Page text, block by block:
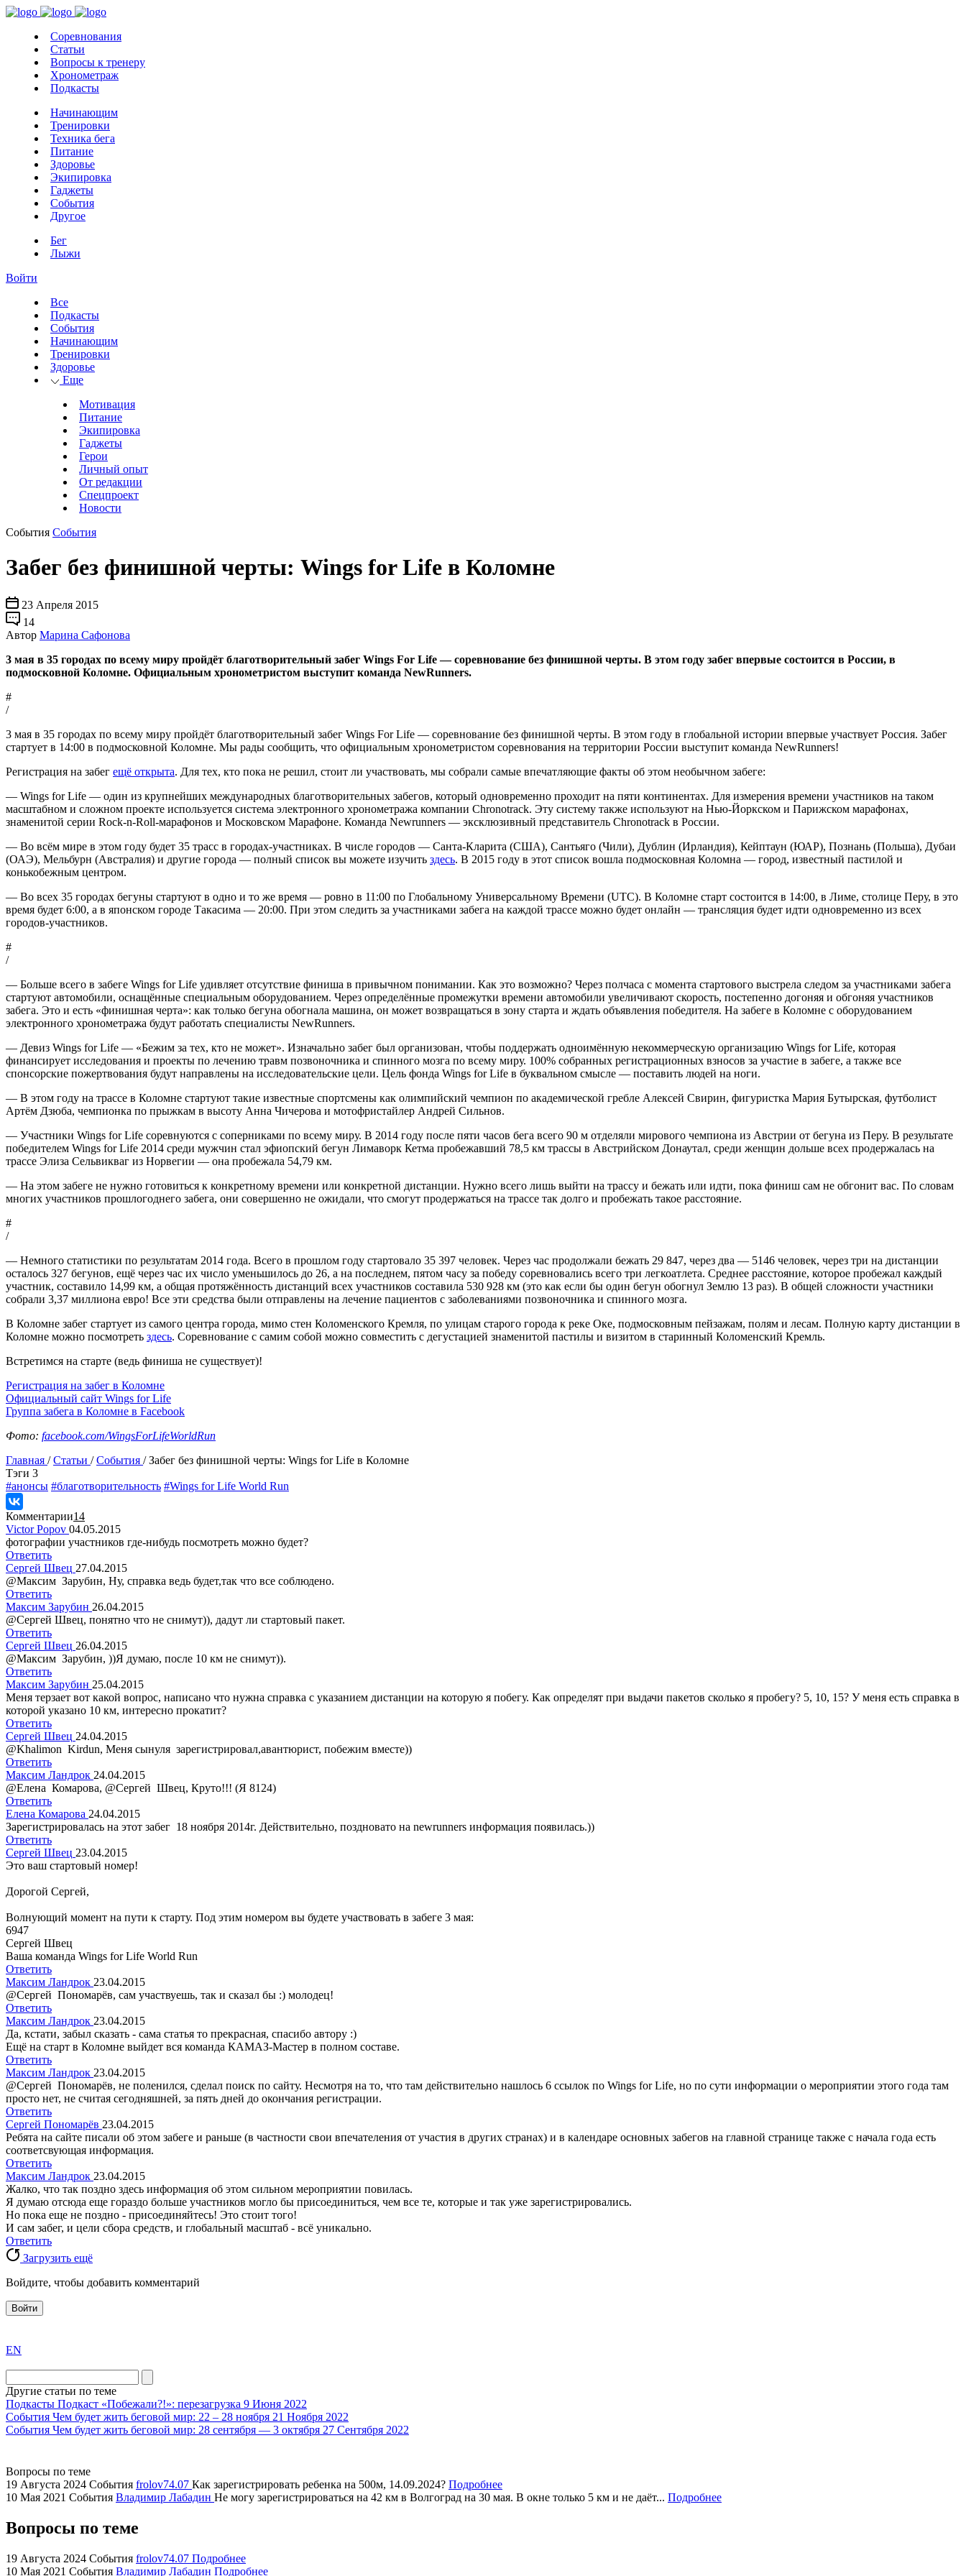
Соревнования
Статьи
Вопросы к тренеру
Хронометраж
Подкасты
Начинающим
Тренировки
Техника бега
Питание
Здоровье
Экипировка
Гаджеты
События
Другое
Бег
Лыжи
Войти
Все
Подкасты
События
Начинающим
Тренировки
Здоровье
Еще
Мотивация
Питание
Экипировка
Гаджеты
Герои
Личный опыт
От редакции
Спецпроект
Новости
События События
Забег без финишной черты: Wings for Life в Коломне
23 Апреля 2015
14
Автор Марина Сафонова
3 мая в 35 городах по всему миру пройдёт благотворительный забег Wings For Life — соревнование без финишной черты. В этом году забег впервые состоится в России, в
подмосковной Коломне. Официальным хронометристом выступит команда NewRunners.
#
/
3 мая в 35 городах по всему миру пройдёт благотворительный забег Wings For Life — соревнование без финишной черты. В этом году в глобальной истории впервые участвует Россия. Забег
стартует в 14:00 в подмосковной Коломне. Мы рады сообщить, что официальным хронометристом соревнования на территории России выступит команда NewRunners!
Регистрация на забег ещё открыта. Для тех, кто пока не решил, стоит ли участвовать, мы собрали самые впечатляющие факты об этом необычном забеге:
— Wings for Life — один из крупнейших международных благотворительных забегов, который одновременно проходит на пяти континентах. Для измерения времени участников на таком
масштабном и сложном проекте используется система электронного хронометража компании Chronotrack. Эту систему также используют на Нью-Йоркском и Парижском марафонах,
знаменитой серии Rock-n-Roll-марафонов и Московском Марафоне. Команда Newrunners — эксклюзивный представитель Chronotrack в России.
— Во всём мире в этом году будет 35 трасс в городах-участниках. В числе городов — Санта-Кларита (США), Сантьяго (Чили), Дублин (Ирландия), Кейптаун (ЮАР), Познань (Польша), Дубаи
(ОАЭ), Мельбурн (Австралия) и другие города — полный список вы можете изучить здесь. В 2015 году в этот список вошла подмосковная Коломна — город, известный пастилой и
конькобежным центром.
— Во всех 35 городах бегуны стартуют в одно и то же время — ровно в 11:00 по Глобальному Универсальному Времени (UTC). В Коломне старт состоится в 14:00, в Лиме, столице Перу, в это
время будет 6:00, а в японском городе Такасима — 20:00. При этом следить за участниками забега на каждой трассе можно будет онлайн — трансляция будет идти одновременно из всех
городов-участников.
#
/
— Больше всего в забеге Wings for Life удивляет отсутствие финиша в привычном понимании. Как это возможно? Через полчаса с момента стартового выстрела следом за участниками забега
стартуют автомобили, оснащённые специальным оборудованием. Через определённые промежутки времени автомобили увеличивают скорость, постепенно догоняя и обгоняя участников
забега. Это и есть «финишная черта»: как только бегуна обогнала машина, он может возвращаться в зону старта и ждать объявления победителя. На забеге в Коломне c оборудованием
электронного хронометража будут работать специалисты NewRunners.
— Девиз Wings for Life — «Бежим за тех, кто не может». Изначально забег был организован, чтобы поддержать одноимённую некоммерческую организацию Wings for Life, которая
финансирует исследования и проекты по лечению травм позвоночника и спинного мозга по всему миру. 100% собранных регистрационных взносов за участие в забеге, а также все
спонсорские пожертвования будут направлены на исследовательские цели. Цель фонда Wings for Life в буквальном смысле — поставить людей на ноги.
— В этом году на трассе в Коломне стартуют такие известные спортсмены как олимпийский чемпион по академической гребле Алексей Свирин, фигуристка Мария Бутырская, футболист
Артём Дзюба, чемпионка по прыжкам в высоту Анна Чичерова и мотофристайлер Андрей Сильнов.
— Участники Wings for Life соревнуются с соперниками по всему миру. В 2014 году после пяти часов бега всего 90 м отделяли мирового чемпиона из Австрии от бегуна из Перу. В результате
победителем Wings for Life 2014 среди мужчин стал эфиопский бегун Лимаворк Кетма пробежавший 78,5 км трассы в Австрийском Донаутал, среди женщин дольше всех продержалась на
трассе Элиза Сельвикваг из Норвегии — она пробежала 54,79 км.
— На этом забеге не нужно готовиться к конкретному времени или конкретной дистанции. Нужно всего лишь выйти на трассу и бежать или идти, пока финиш сам не обгонит вас. По словам
многих участников прошлогоднего забега, они совершенно не ожидали, что смогут продержаться на трассе так долго и пробежать такое расстояние.
#
/
— Немного статистики по результатам 2014 года. Всего в прошлом году стартовало 35 397 человек. Через час продолжали бежать 29 847, через два — 5146 человек, через три на дистанции
осталось 327 бегунов, ещё через час их число уменьшилось до 26, а на последнем, пятом часу за победу соревновались всего три легкоатлета. Среднее расстояние, которое пробежал каждый
участник, составило 14,99 км, а общая протяжённость дистанций всех участников составила 530 928 км (это как если бы один бегун обогнул Землю 13 раз). В общей сложности участники
собрали 3,37 миллиона евро! Все эти средства были отправлены на лечение пациентов с заболеваниями позвоночника и спинного мозга.
В Коломне забег стартует из самого центра города, мимо стен Коломенского Кремля, по улицам старого города к реке Оке, подмосковным пейзажам, полям и лесам. Полную карту дистанции в
Коломне можно посмотреть здесь. Соревнование с самим собой можно совместить с дегустацией знаменитой пастилы и визитом в старинный Коломенский Кремль.
Встретимся на старте (ведь финиша не существует)!
Регистрация на забег в Коломне
Официальный сайт Wings for Life
Группа забега в Коломне в Facebook
Фото: facebook.com/WingsForLifeWorldRun
Главная /Статьи /События /Забег без финишной черты: Wings for Life в Коломне
Tэги 3
#анонсы #благотворительность #Wings for Life World Run
Комментарии14
Victor Popov 04.05.2015
фотографии участников где-нибудь посмотреть можно будет?
Ответить
Сергей Швец 27.04.2015
@Максим Зарубин, Ну, справка ведь будет,так что все соблюдено.
Ответить
Максим Зарубин 26.04.2015
@Сергей Швец, понятно что не снимут)), дадут ли стартовый пакет.
Ответить
Сергей Швец 26.04.2015
@Максим Зарубин, ))Я думаю, после 10 км не снимут)).
Ответить
Максим Зарубин 25.04.2015
Меня терзает вот какой вопрос, написано что нужна справка с указанием дистанции на которую я побегу. Как определят при выдачи пакетов сколько я пробегу? 5, 10, 15? У меня есть справка в
которой указано 10 км, интересно прокатит?
Ответить
Сергей Швец 24.04.2015
@Khalimon Kirdun, Меня сынуля зарегистрировал,авантюрист, побежим вместе))
Ответить
Максим Ландрок 24.04.2015
@Елена Комарова, @Сергей Швец, Круто!!! (Я 8124)
Ответить
Елена Комарова 24.04.2015
Зарегистрировалась на этот забег 18 ноября 2014г. Действительно, поздновато на newrunners информация появилась.))
Ответить
Сергей Швец 23.04.2015
Это ваш стартовый номер!
Дорогой Сергей,
Волнующий момент на пути к старту. Под этим номером вы будете участвовать в забеге 3 мая:
6947
Сергей Швец
Ваша команда Wings for Life World Run
Ответить
Максим Ландрок 23.04.2015
@Сергей Пономарёв, сам участвуешь, так и сказал бы :) молодец!
Ответить
Максим Ландрок 23.04.2015
Да, кстати, забыл сказать - сама статья то прекрасная, спасибо автору :)
Ещё на старт в Коломне выйдет вся команда КАМАЗ-Мастер в полном составе.
Ответить
Максим Ландрок 23.04.2015
@Сергей Пономарёв, не поленился, сделал поиск по сайту. Несмотря на то, что там действительно нашлось 6 ссылок по Wings for Life, но по сути информации о мероприятии этого года там
просто нет, не считая сегодняшней, за пять дней до окончания регистрации.
Ответить
Сергей Пономарёв 23.04.2015
Ребята на сайте писали об этом забеге и раньше (в частности свои впечателения от участия в других странах) и в календаре основных забегов на главной странице также с начала года есть
соответсвующая информация.
Ответить
Максим Ландрок 23.04.2015
Жалко, что так поздно здесь информация об этом сильном мероприятии повилась.
Я думаю отсюда еще гораздо больше участников могло бы присоединиться, чем все те, которые и так уже зарегистрировались.
Но пока еще не поздно - присоединяйтесь! Это стоит того!
И сам забег, и цели сбора средств, и глобальный масштаб - всё уникально.
Ответить
Загрузить ещё
Войдите, чтобы добавить комментарий
Войти
the
division
agent
watch
replica
showcases
swiss
replica
watches
+maserati
online
EN
Другие статьи по теме
Подкасты Подкаст «Побежали?!»: перезагрузка 9 Июня 2022
События Чем будет жить беговой мир: 22 – 28 ноября 21 Ноября 2022
События Чем будет жить беговой мир: 28 сентября — 3 октября 27 Сентября 2022
Вопросы по теме
19 Августа 2024 События frolov74.07 Как зарегистрировать ребенка на 500м, 14.09.2024? Подробнее
10 Мая 2021 События Владимир Лабадин Не могу зарегистрироваться на 42 км в Волгоград на 30 мая. В окне только 5 км и не даёт... Подробнее
Вопросы по теме
19 Августа 2024 События frolov74.07 Подробнее
10 Мая 2021 События Владимир Лабадин Подробнее